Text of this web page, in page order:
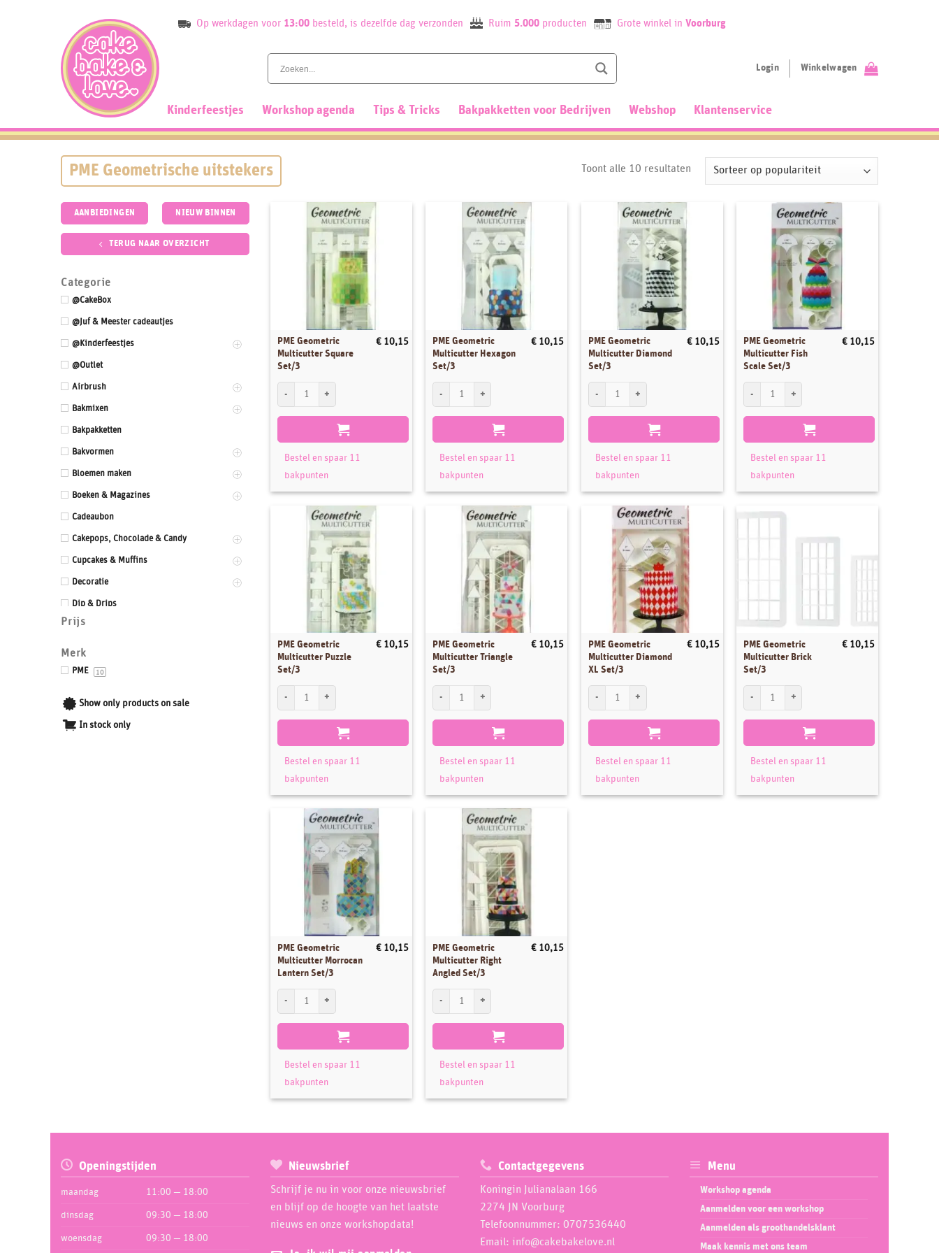
Op werkdagen voor 13:00besteld, is dezelfde dag verzonden Ruim 5.000producten Grote winkel in Voorburg
Login Winkelwagen
Kinderfeestjes Workshop agenda Tips & Tricks Bakpakketten voor Bedrijven Webshop Klantenservice
PME Geometrische uitstekers Toont alle 10 resultatenGesorteerd
AANBIEDINGEN NIEUW BINNEN
TERUG NAAR OVERZICHT
Categorie
@CakeBox
@Juf & Meester cadeautjes
@Kinderfeestjes
@Outlet
Airbrush
Bakmixen
Bakpakketten
Bakvormen
Bloemen maken
Boeken & Magazines
Cadeaubon
Cakepops, Chocolade & Candy
Cupcakes & Muffins
Decoratie
Dip & Drips
Dozen & Dummies
Drums & Boards
Eetbaar kant
Fondant, Icing & Marsepein
Gepersonaliseerde Taarttoppers
Prijs
Merk
PME 10
Show only products on sale
In stock only
PME Geometric
Multicutter Square
Set/3
€10,15
Bestel en spaar 11
bakpunten
PME Geometric
Multicutter Hexagon
Set/3
€ 10,15
Bestel en spaar 11
bakpunten
PME Geometric
Multicutter Diamond
Set/3
€10,15
Bestel en spaar 11
bakpunten
PME Geometric
Multicutter Fish
Scale Set/3
€ 10,15
Bestel en spaar 11
bakpunten
PME Geometric
Multicutter Puzzle
Set/3
€10,15
Bestel en spaar 11
bakpunten
PME Geometric
Multicutter Triangle
Set/3
€ 10,15
Bestel en spaar 11
bakpunten
PME Geometric
Multicutter Diamond
XL Set/3
€10,15
Bestel en spaar 11
bakpunten
PME Geometric
Multicutter Brick
Set/3
€ 10,15
Bestel en spaar 11
bakpunten
PME Geometric
Multicutter Morrocan
Lantern Set/3
€10,15
Bestel en spaar 11
bakpunten
PME Geometric
Multicutter Right
Angled Set/3
€ 10,15
Bestel en spaar 11
bakpunten
Openingstijden
maandag 11:00 — 18:00
dinsdag 09:30 — 18:00
woensdag 09:30 — 18:00
Nieuwsbrief
Schrijf je nu in voor onze nieuwsbrief
en blijf op de hoogte van het laatste
nieuws en onze workshopdata!
Contactgegevens
Koningin Julianalaan 166
2274 JN Voorburg
Telefoonnummer: 0707536440
Email: info@cakebakelove.nl
Menu
Workshop agenda
Aanmelden voor een workshop
Aanmelden als groothandelsklant
Maak kennis met ons team